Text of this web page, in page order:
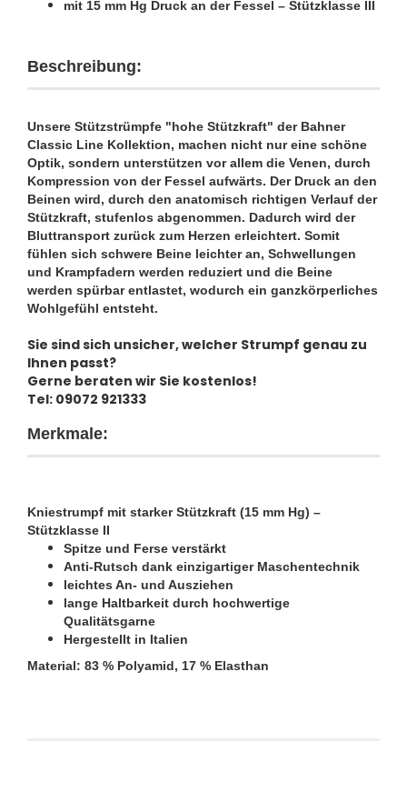
mit 15 mm Hg Druck an der Fessel – Stützklasse III
Beschreibung:
Unsere Stützstrümpfe "hohe Stützkraft" der Bahner
Classic Line Kollektion, machen nicht nur eine schöne
Optik, sondern unterstützen vor allem die Venen, durch
Kompression von der Fessel aufwärts. Der Druck an den
Beinen wird, durch den anatomisch richtigen Verlauf der
Stützkraft, stufenlos abgenommen. Dadurch wird der
Bluttransport zurück zum Herzen erleichtert. Somit
fühlen sich schwere Beine leichter an, Schwellungen
und Krampfadern werden reduziert und die Beine
werden spürbar entlastet, wodurch ein ganzkörperliches
Wohlgefühl entsteht.
Sie sind sich unsicher, welcher Strumpf genau zu
Ihnen passt?
Gerne beraten wir Sie kostenlos!
Tel: 09072 921333
Merkmale:
Kniestrumpf mit starker Stützkraft (15 mm Hg) –
Stützklasse II
Spitze und Ferse verstärkt
Anti-Rutsch dank einzigartiger Maschentechnik
leichtes An- und Ausziehen
lange Haltbarkeit durch hochwertige
Qualitätsgarne
Hergestellt in Italien
Material: 83 % Polyamid, 17 % Elasthan